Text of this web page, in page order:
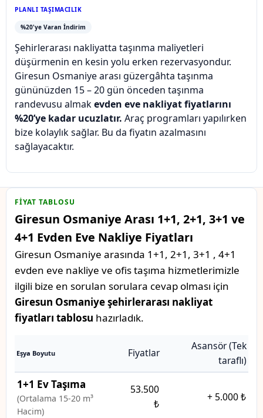
PLANLI TAŞIMACILIK
%20'ye Varan İndirim
Şehirlerarası nakliyatta taşınma maliyetleri
düşürmenin en kesin yolu erken rezervasyondur.
Giresun Osmaniye arası güzergâhta taşınma
gününüzden 15 – 20 gün önceden taşınma
randevusu almakevden eve nakliyat fiyatlarını
%20’ye kadar ucuzlatır. Araç programları yapılırken
bize kolaylık sağlar. Bu da fiyatın azalmasını
sağlayacaktır.
FIYAT TABLOSU
Giresun Osmaniye Arası 1+1, 2+1, 3+1 ve
4+1 Evden Eve Nakliye Fiyatları
Giresun Osmaniye arasında 1+1, 2+1, 3+1 , 4+1
evden eve nakliye ve ofis taşıma hizmetlerimizle
ilgili bize en sorulan sorulara cevap olması için
Giresun Osmaniye şehirlerarası nakliyat
fiyatları tablosu hazırladık.
Eşya Boyutu Fiyatlar
Asansör (Tek
taraflı)
1+1 Ev Taşıma
(Ortalama 15-20 m³
Hacim)
53.500
₺
+ 5.000 ₺